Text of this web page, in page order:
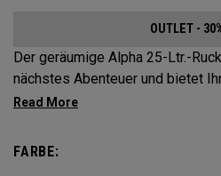
OUTLET -
Der geräumige Alpha 25-Ltr.-
nächstes Abenteuer und bietet
Stauraum, ohne Kompromisse
Fächer für Trinkflaschen und eine
FARBE: